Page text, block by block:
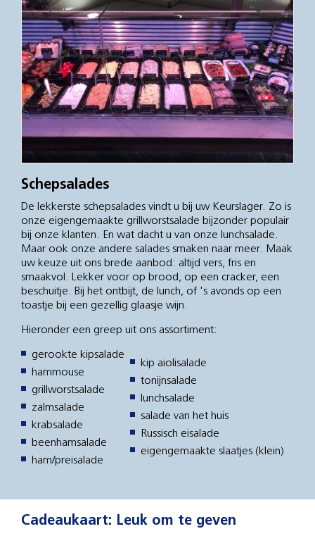
Schepsalades
De lekkerste schepsalades vindt u bij uw Keurslager. Zo is
onze eigengemaakte grillworstsalade bijzonder populair
bij onze klanten. En wat dacht u van onze lunchsalade.
Maar ook onze andere salades smaken naar meer. Maak
uw keuze uit ons brede aanbod: altijd vers, fris en
smaakvol. Lekker voor op brood, op een cracker, een
beschuitje. Bij het ontbijt, de lunch, of 's avonds op een
toastje bij een gezellig glaasje wijn.
Hieronder een greep uit ons assortiment:
gerookte kipsalade
hammouse
grillworstsalade
zalmsalade
krabsalade
beenhamsalade
ham/preisalade
kip aiolisalade
tonijnsalade
lunchsalade
salade van het huis
Russisch eisalade
eigengemaakte slaatjes (klein)
Cadeaukaart: Leuk om te geven